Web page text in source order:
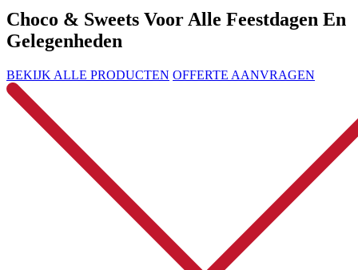
Choco & Sweets Voor Alle Feestdagen En
Gelegenheden
BEKIJK ALLE PRODUCTEN OFFERTE AANVRAGEN